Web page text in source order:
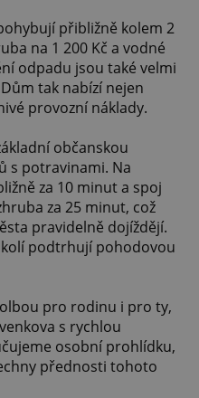
přibližně kolem 2
na 1 200 Kč a vodné
odpadu jsou také velmi
tak nabízí nejen
provozní náklady.
občanskou
s potravinami. Na
za 10 minut a spoj
za 25 minut, což
pravidelně dojíždějí.
podtrhují pohodovou
pro rodinu i pro ty,
s rychlou
osobní prohlídku,
přednosti tohoto